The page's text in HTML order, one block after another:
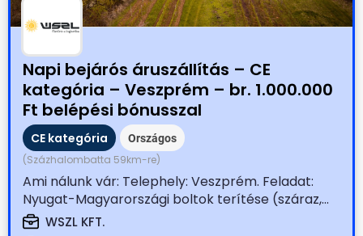
Napi bejárós áruszállítás – CE
kategória – Veszprém – br. 1.000.000
Ft belépési bónusszal
CE kategória Országos
(Százhalombatta 59km-re)
Ami nálunk vár: Telephely: Veszprém. Feladat:
Nyugat-Magyarországi boltok terítése (száraz,...
WSZL KFT.